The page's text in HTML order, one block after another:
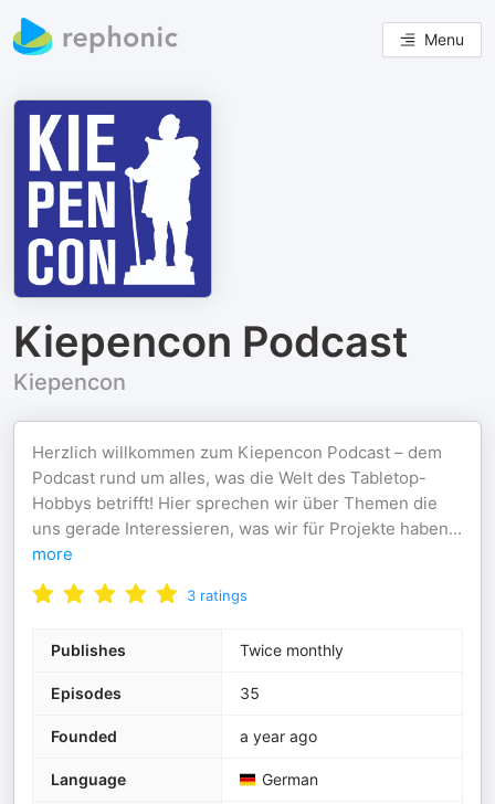
Menu
Kiepencon Podcast
Kiepencon
Herzlich willkommen zum Kiepencon Podcast – dem
Podcast rund um alles, was die Welt des Tabletop-
Hobbys betrifft! Hier sprechen wir über Themen die
uns gerade Interessieren, was wir für Projekte haben...
more
3 ratings
Publishes Twice monthly
Episodes 35
Founded a year ago
Language German